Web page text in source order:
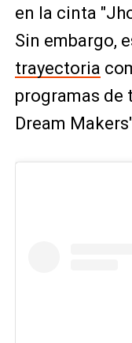
en la cinta
Sin embargo,
trayectoria
programas de
Dream